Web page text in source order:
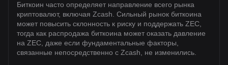
Биткоин часто определяет направление всего рынка
криптовалют, включая Zcash. Сильный рынок биткоина
может повысить склонность к риску и поддержать ZEC,
тогда как распродажа биткоина может оказать давление
на ZEC, даже если фундаментальные факторы,
связанные непосредственно с Zcash, не изменились.